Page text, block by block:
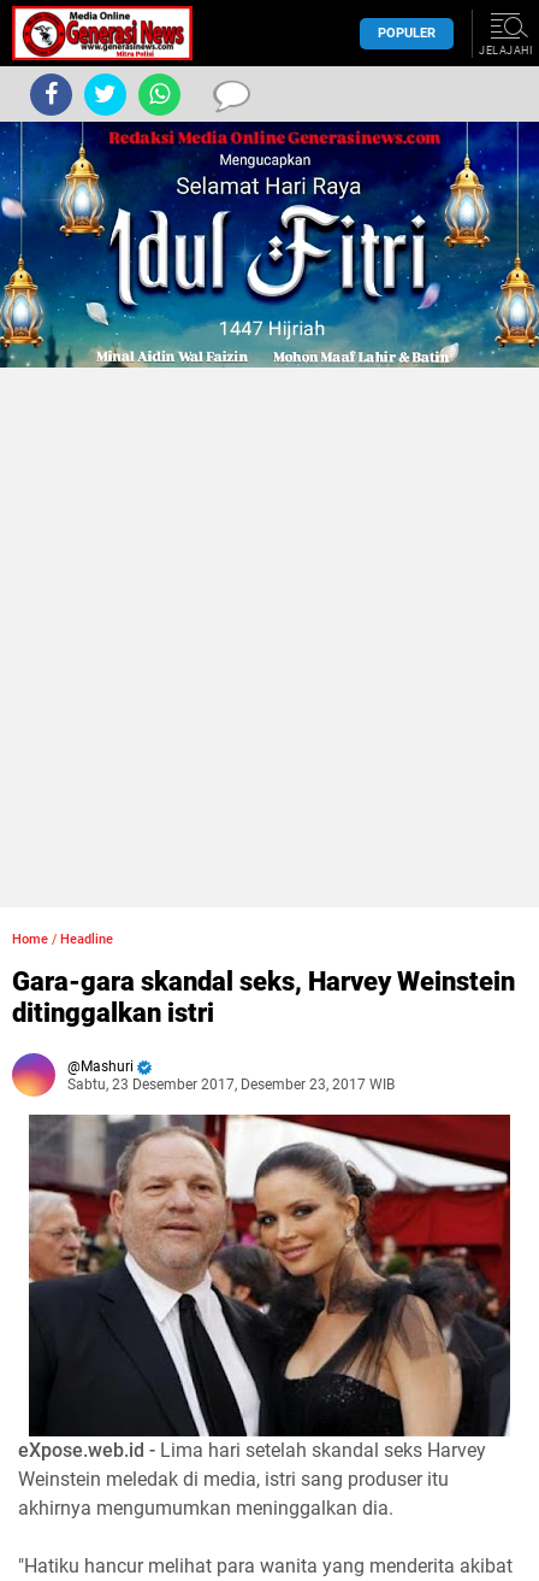
POPULER
JELAJAHI
Home / Headline
Gara-gara skandal seks, Harvey Weinstein
ditinggalkan istri
Mashuri
Sabtu, 23 Desember 2017, Desember 23, 2017 WIB
eXpose.web.id - Lima hari setelah skandal seks Harvey
Weinstein meledak di media, istri sang produser itu
akhirnya mengumumkan meninggalkan dia.
"Hatiku hancur melihat para wanita yang menderita akibat